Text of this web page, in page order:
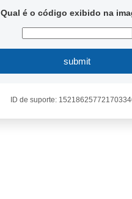
Qual é o código exibido na
submit
ID de suporte: